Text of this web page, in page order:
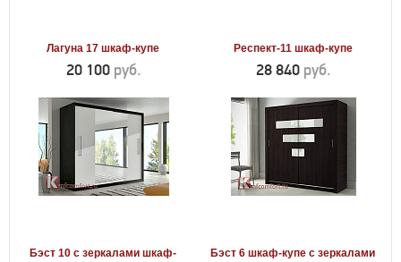
Лагуна 17 шкаф-купе
20 100 руб.
Респект-11 шкаф-купе
28 840 руб.
Бэст 10 с зеркалами шкаф-
Бэст 6 шкаф-купе с зеркалами